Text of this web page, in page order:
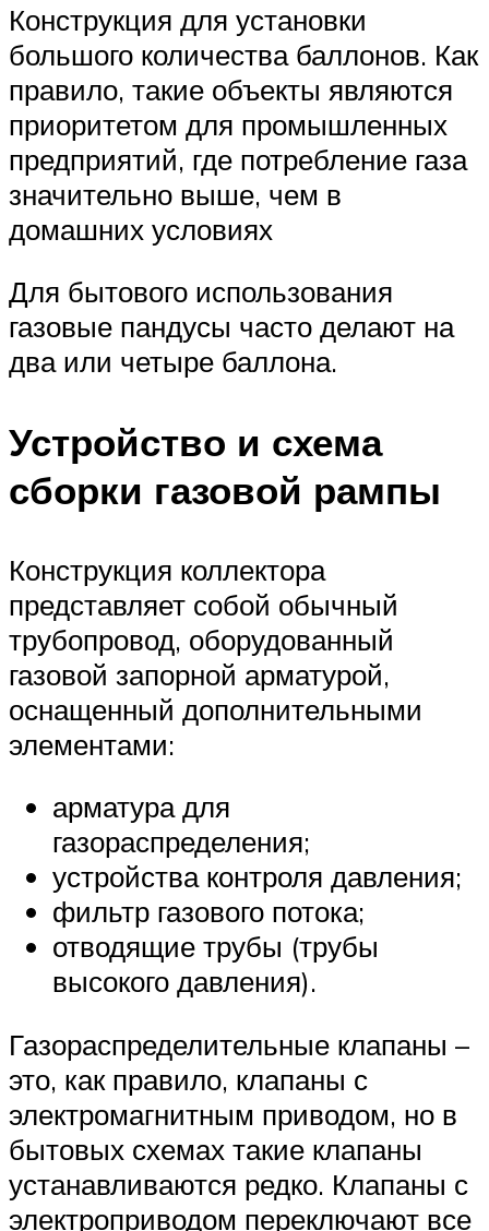
Конструкция для установки
большого количества баллонов. Как
правило, такие объекты являются
приоритетом для промышленных
предприятий, где потребление газа
значительно выше, чем в
домашних условиях
Для бытового использования
газовые пандусы часто делают на
два или четыре баллона.
Устройство и схема
сборки газовой рампы
Конструкция коллектора
представляет собой обычный
трубопровод, оборудованный
газовой запорной арматурой,
оснащенный дополнительными
элементами:
арматура для
газораспределения;
устройства контроля давления;
фильтр газового потока;
отводящие трубы (трубы
высокого давления).
Газораспределительные клапаны –
это, как правило, клапаны с
электромагнитным приводом, но в
бытовых схемах такие клапаны
устанавливаются редко. Клапаны с
электроприводом переключают все